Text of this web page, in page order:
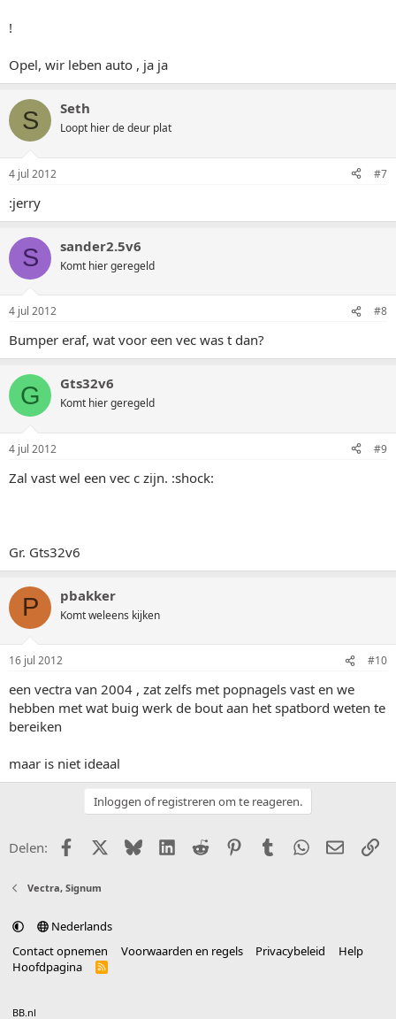
!
Opel, wir leben auto , ja ja
S Seth
Loopt hier de deur plat
4 jul 2012 #7
:jerry
S sander2.5v6
Komt hier geregeld
4 jul 2012 #8
Bumper eraf, wat voor een vec was t dan?
G Gts32v6
Komt hier geregeld
4 jul 2012 #9
Zal vast wel een vec c zijn. :shock:
Gr. Gts32v6
P pbakker
Komt weleens kijken
16 jul 2012 #10
een vectra van 2004 , zat zelfs met popnagels vast en we
hebben met wat buig werk de bout aan het spatbord weten te
bereiken
maar is niet ideaal
Inloggen of registreren om te reageren.
Delen: FacebookX (Twitter)
BlueskyLinkedIn
Reddit PinterestTumblr WhatsApp
E-mail
Vectra, Signum
Nederlands
Contact opnemen
Voorwaarden en regels Privacybeleid
Help
Hoofdpagina
R
BB.nl